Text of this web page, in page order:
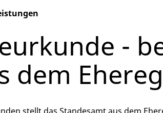
-
dem
stellt das Standesamt aus dem